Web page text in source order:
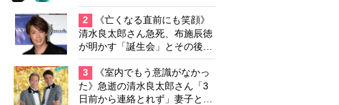
布施辰徳が涙で明かす「順番が
違う」
2
《亡くなる直前にも笑顔》
清水良太郎さん急死、布施辰徳
が明かす「誕生会」とその後の
メッセージ
3
《室内でもう意識がなかっ
た》急逝の清水良太郎さん「3
日前から連絡とれず」妻子とは